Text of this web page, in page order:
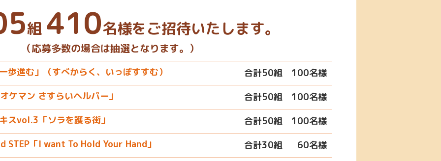
組 410名様をご招待いたします。
（応募多数の場合は抽選となります。）
進む」（すべからく、いっぽすすむ） 合計50組
100名様
ケマン さすらいヘルパー」
合計50組
100名様
スvol.3「ソラを護る街」
合計50組
100名様
STEP「I want To Hold Your Hand」
合計30組
60名様